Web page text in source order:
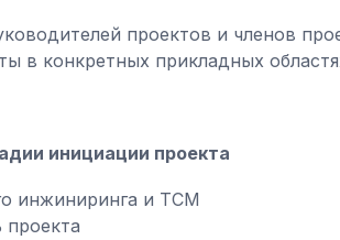
проектов и членов
в конкретных прикладных
инициации проекта
инжиниринга и TCM
проекта